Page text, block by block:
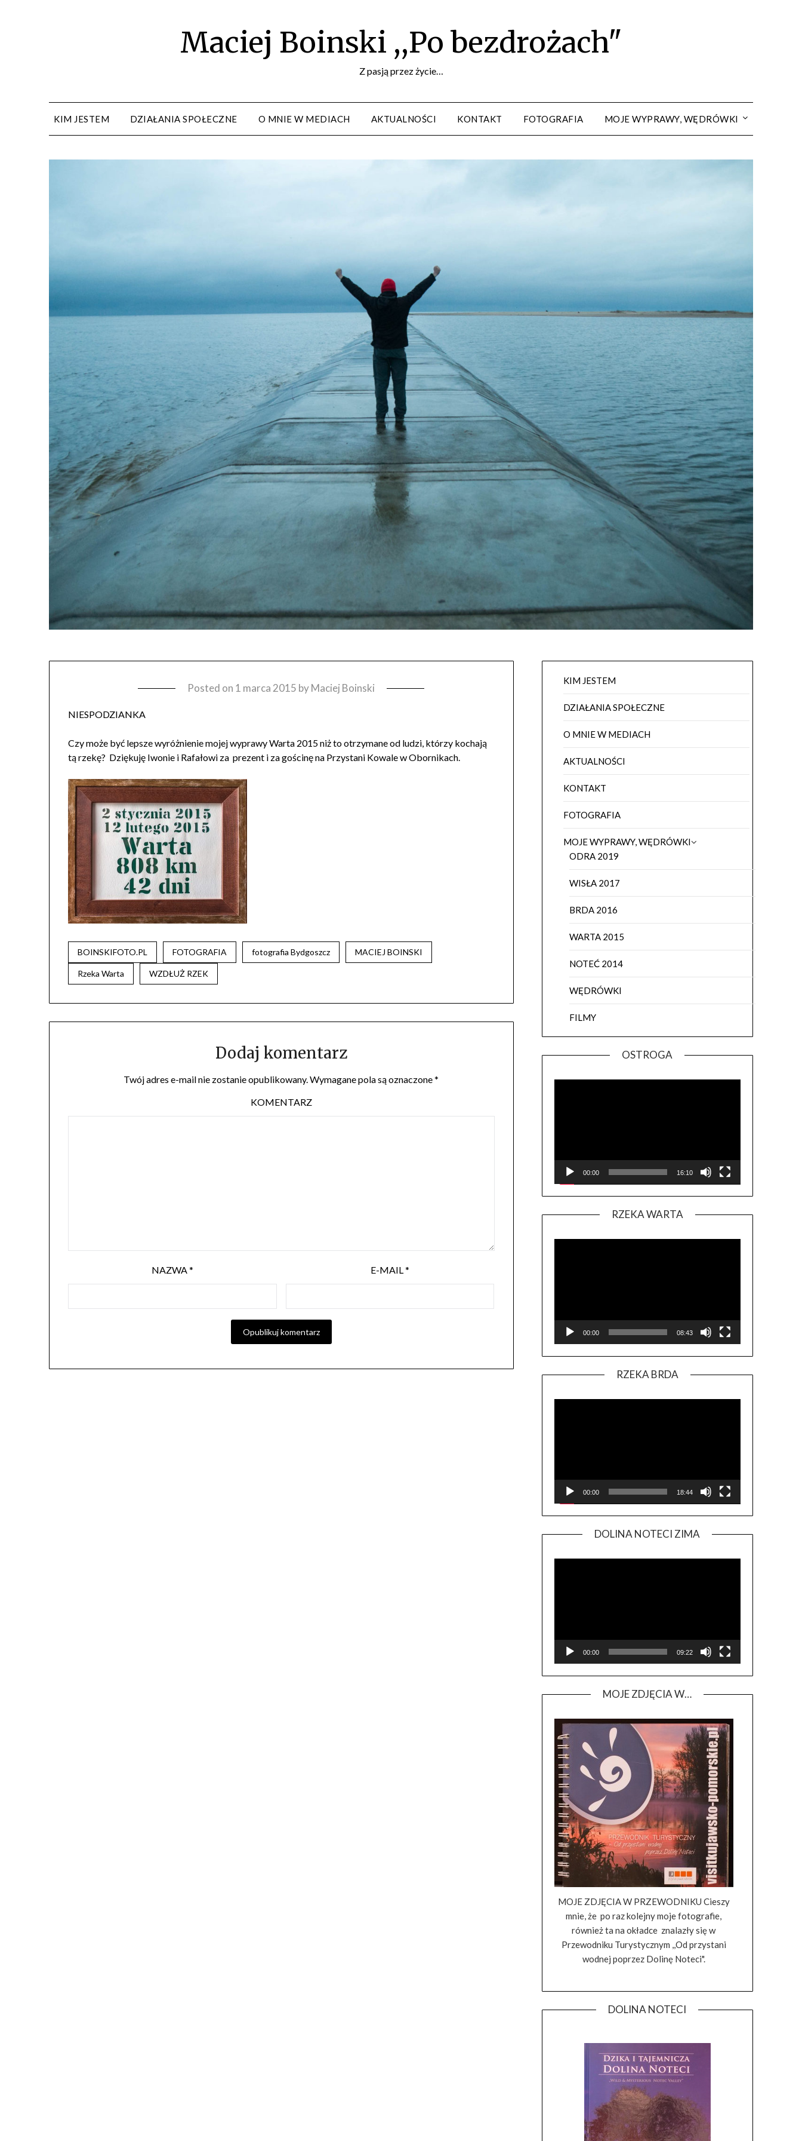
Maciej Boinski ,,Po bezdrożach"
Z pasją przez życie…
KIM JESTEM DZIAŁANIA SPOŁECZNE O MNIE W MEDIACH AKTUALNOŚCI KONTAKT FOTOGRAFIA MOJE WYPRAWY, WĘDRÓWKI
Posted on 1 marca 2015 byMaciej Boinski
NIESPODZIANKA
Czy może być lepsze wyróżnienie mojej wyprawy Warta 2015 niż to otrzymane od ludzi, którzy kochają
tą rzekę? Dziękuję Iwonie i Rafałowi za prezent i za gościnę na Przystani Kowale w Obornikach.
BOINSKIFOTO.PL FOTOGRAFIA fotografia Bydgoszcz MACIEJ BOINSKI
Rzeka Warta WZDŁUŻ RZEK
Dodaj komentarz
Twój adres e-mail nie zostanie opublikowany.Wymagane pola są oznaczone*
KOMENTARZ
NAZWA* E-MAIL*
KIM JESTEM
DZIAŁANIA SPOŁECZNE
O MNIE W MEDIACH
AKTUALNOŚCI
KONTAKT
FOTOGRAFIA
MOJE WYPRAWY, WĘDRÓWKI
ODRA 2019
WISŁA 2017
BRDA 2016
WARTA 2015
NOTEĆ 2014
WĘDRÓWKI
FILMY
OSTROGA
00:00 16:10
RZEKA WARTA
00:00 08:43
RZEKA BRDA
00:00 18:44
DOLINA NOTECI ZIMA
00:00 09:22
MOJE ZDJĘCIA W…
MOJE ZDJĘCIA W PRZEWODNIKU Cieszy
mnie, że po raz kolejny moje fotografie,
również ta na okładce znalazły się w
Przewodniku Turystycznym ,,Od przystani
wodnej poprzez Dolinę Noteci".
DOLINA NOTECI